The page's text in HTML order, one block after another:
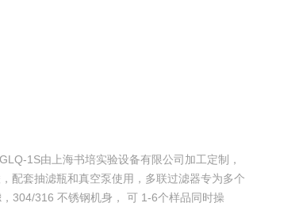
1S由上海书培实验设备有限公司加工定制，
配套抽滤瓶和真空泵使用，多联过滤器专为多个
304/316 不锈钢机身， 可 1-6个样品同时操